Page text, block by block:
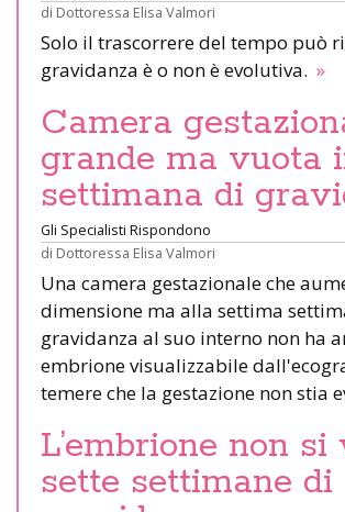
di Dottoressa Elisa Valmori
Solo il trascorrere del tempo può
gravidanza è o non è evolutiva. »
Camera
grande ma vuota
settimana di
Gli Specialisti Rispondono
di Dottoressa Elisa Valmori
Una camera gestazionale che
dimensione ma alla settima
gravidanza al suo interno non ha
embrione visualizzabile
temere che la gestazione non stia
L’embrione non si
sette settimane di